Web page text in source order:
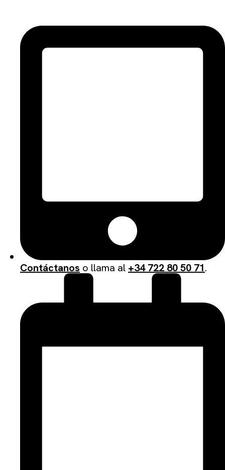
Contáctanos o llama al +34 722 80 50 71.